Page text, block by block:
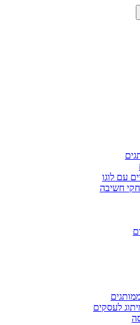
עם לוגו
חשיבה
לעסקים